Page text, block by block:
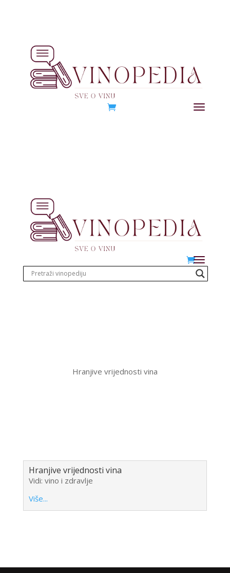
Hranjive vrijednosti vina
Hranjive vrijednosti vina
Vidi: vino i zdravlje
Više...